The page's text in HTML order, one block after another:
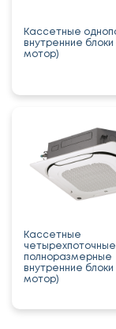
Кассетные
внутренние блоки
мотор)
Кассетные
четырехпоточные
полноразмерные
внутренние блоки
мотор)